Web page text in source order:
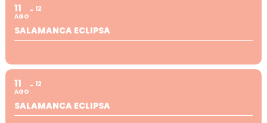
11
AGO
12
SALAMANCA ECLIPSA
11
AGO
12
SALAMANCA ECLIPSA